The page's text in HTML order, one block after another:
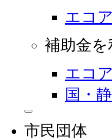
エコ
補助金
エコ
国・
市民団体